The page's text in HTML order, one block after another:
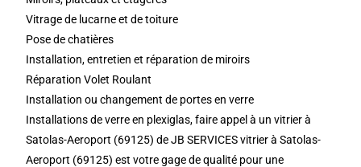
Vitrage de lucarne et de toiture
Pose de chatières
Installation, entretien et réparation de miroirs
Réparation Volet Roulant
Installation ou changement de portes en verre
Installations de verre en plexiglas, faire appel à un vitrier à
Satolas-Aeroport (69125) de JB SERVICES vitrier à Satolas-
Aeroport (69125) est votre gage de qualité pour une